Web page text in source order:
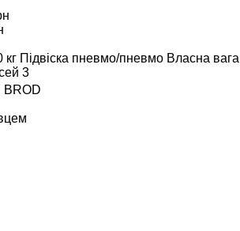
кг Підвіска пневмо/пневмо Власна вага
3
BROD